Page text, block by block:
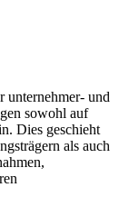
unternehmer- und
sowohl auf
Dies geschieht
als auch